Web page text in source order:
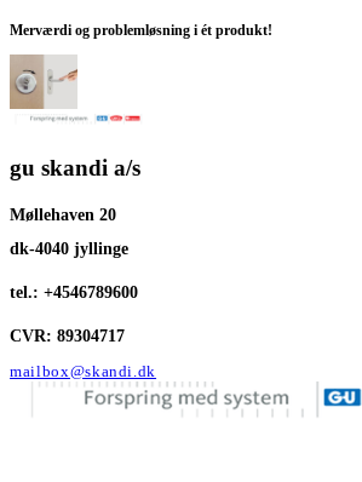
Merværdi og problemløsning i ét produkt!
gu skandi a/s
Møllehaven 20
dk-4040 jyllinge
tel.: +4546789600
CVR: 89304717
mailbox@skandi.dk